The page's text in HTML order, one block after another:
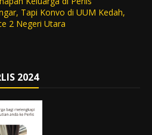
Tapi Konvo di UUM Kedah,
2 Negeri Utara
2024